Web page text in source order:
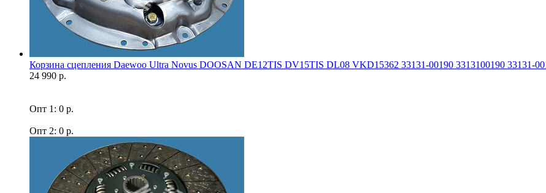
Корзина сцепления Daewoo Ultra Novus DOOSAN DE12TIS DV15TIS DL08 VKD15362 33131-00190 3313100190 33131-
24 990 р.
Опт 1: 0 р.
Опт 2: 0 р.